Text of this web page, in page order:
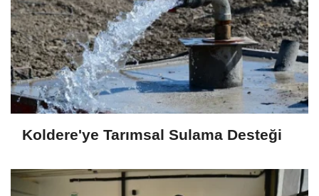
Koldere'ye Tarımsal Sulama Desteği